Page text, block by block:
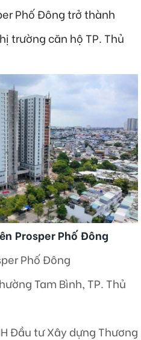
Phố Đông trở thành
trường căn hộ TP. Thủ
Prosper Phố Đông
Phố Đông
Tam Bình, TP. Thủ
Đầu tư Xây dựng Thương